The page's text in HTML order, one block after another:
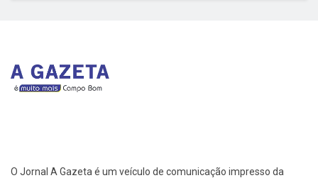
O Jornal A Gazeta é um veículo de comunicação impresso da